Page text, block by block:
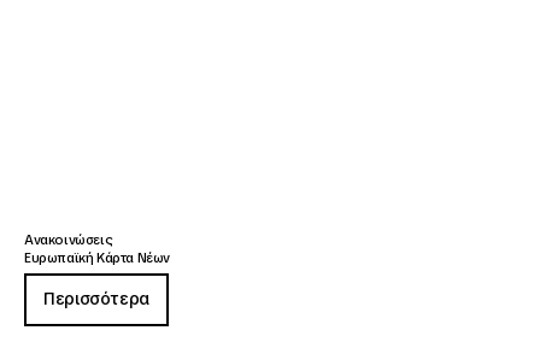
Ανακοινώσεις
Ευρωπαϊκή Κάρτα Νέων
Περισσότερα